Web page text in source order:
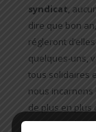
syndicat,
dire que bon
régleront
quelques-uns,
tous solidaires
nous
de plus en plus
que